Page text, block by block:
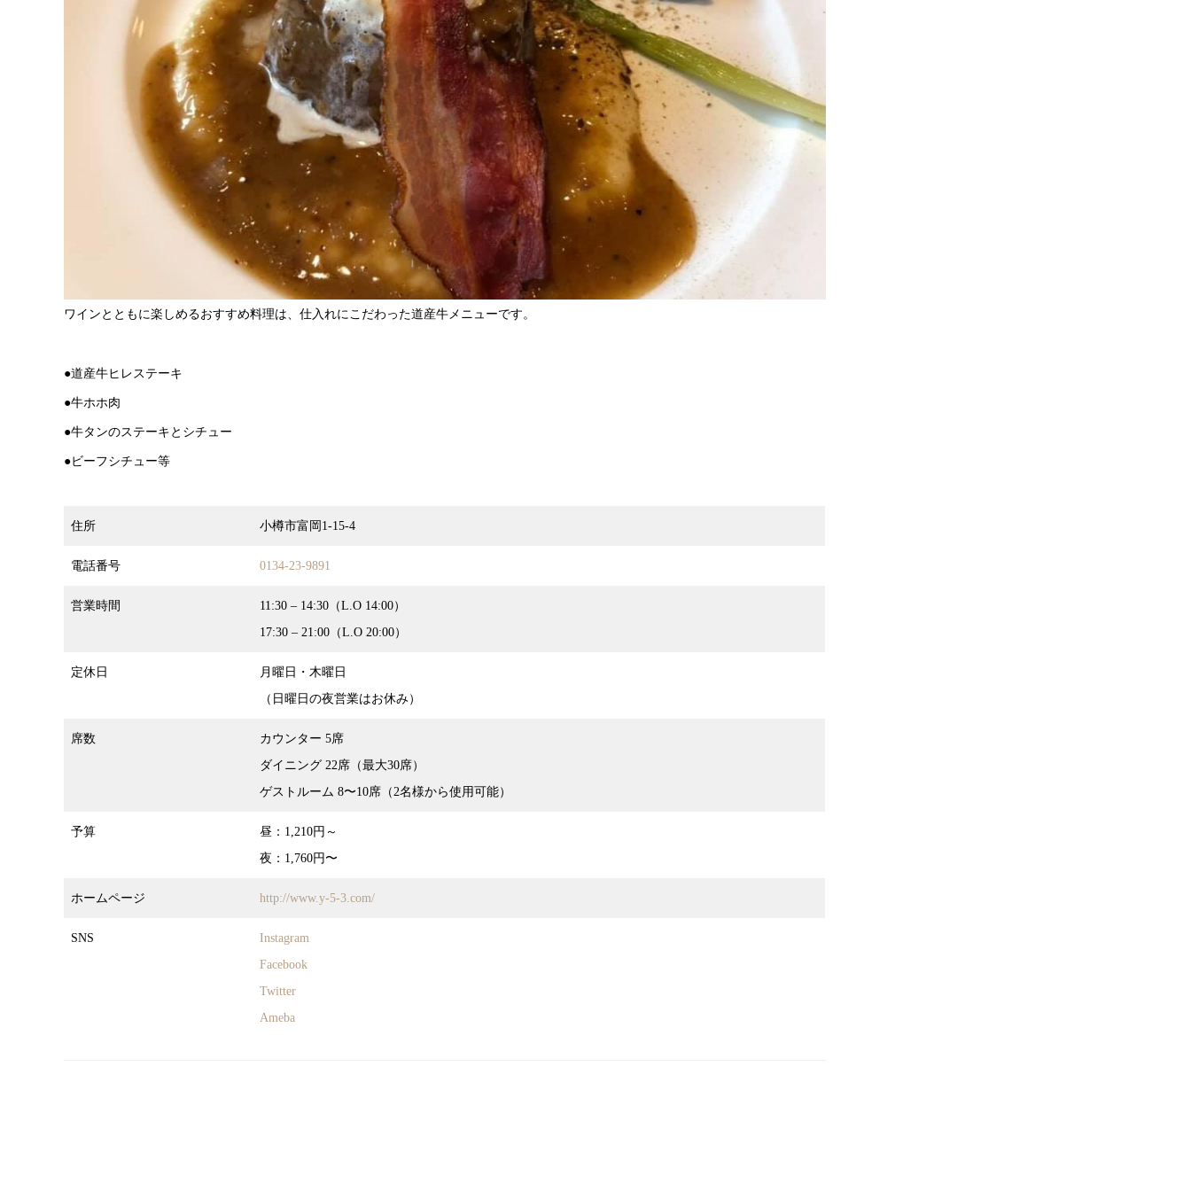
ワインとともに楽しめるおすすめ料理は、仕入れにこだわった道産牛メニューです。
●道産牛ヒレステーキ
●牛ホホ肉
●牛タンのステーキとシチュー
●ビーフシチュー等
住所 小樽市富岡1-15-4
電話番号 0134-23-9891
営業時間
11:30 – 14:30（L.O 14:00）
17:30 – 21:00（L.O 20:00）
定休日
月曜日・木曜日
（日曜日の夜営業はお休み）
席数
カウンター 5席
ダイニング 22席（最大30席）
ゲストルーム 8〜10席（2名様から使用可能）
予算
昼：1,210円～
夜：1,760円〜
ホームページ http://www.y-5-3.com/
SNS
Instagram
Facebook
Twitter
Ameba